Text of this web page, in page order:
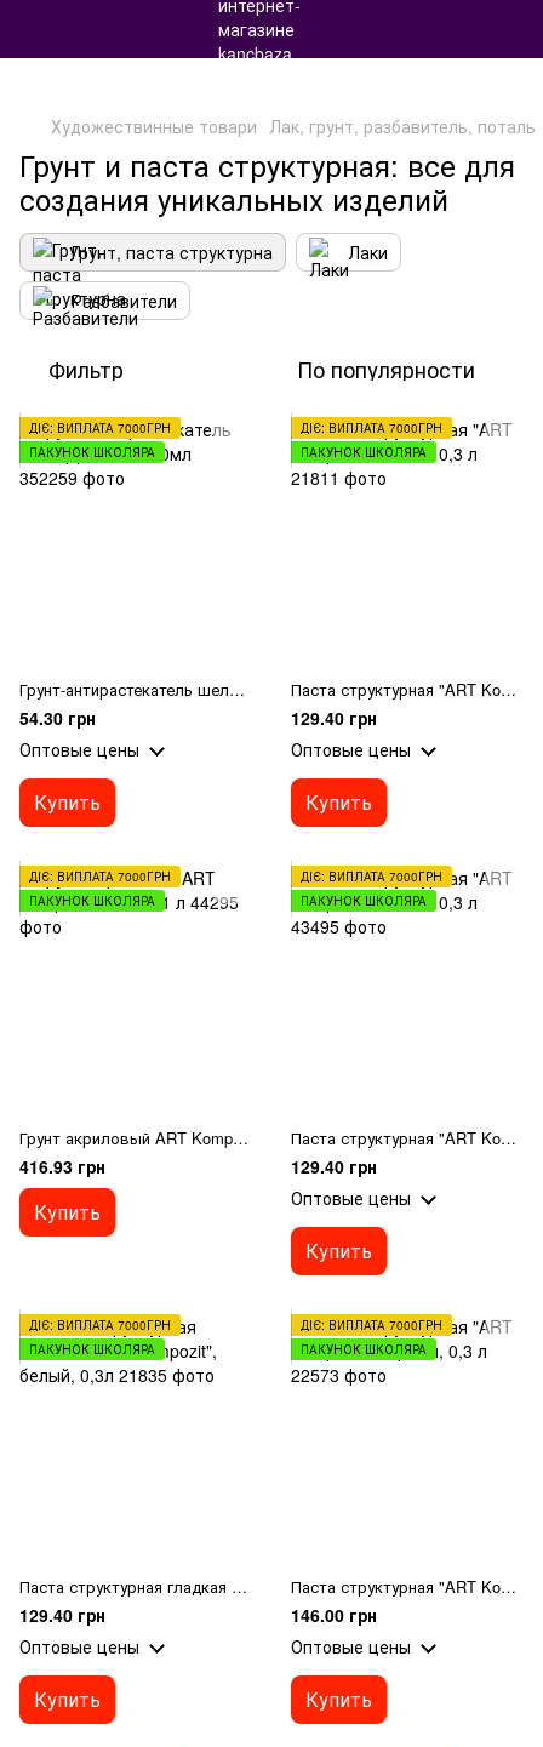
Художествинные товари Лак, грунт, разбавитель, поталь
Грунт и паста структурная: все для
создания уникальных изделий
Грунт, паста структурна
Лаки
Разбавители
Фильтр По популярности
ДІЄ: ВИПЛАТА 7000ГРН
ПАКУНОК ШКОЛЯРА
Грунт-антирастекатель шелк ДЕКОЛА , 50мл
54.30 грн
Оптовые цены
Купить
ДІЄ: ВИПЛАТА 7000ГРН
ПАКУНОК ШКОЛЯРА
Паста структурная "ART Kompozit", белый, 0,3 л
129.40 грн
Оптовые цены
Купить
ДІЄ: ВИПЛАТА 7000ГРН
ПАКУНОК ШКОЛЯРА
Грунт акриловый ART Kompozit, белый, 1 л
416.93 грн
Купить
ДІЄ: ВИПЛАТА 7000ГРН
ПАКУНОК ШКОЛЯРА
Паста структурная "ART Kompozit", белый, 0,3 л
129.40 грн
Оптовые цены
Купить
ДІЄ: ВИПЛАТА 7000ГРН
ПАКУНОК ШКОЛЯРА
Паста структурная гладкая "ART Kompozit", белый, 0,3л
129.40 грн
Оптовые цены
Купить
ДІЄ: ВИПЛАТА 7000ГРН
ПАКУНОК ШКОЛЯРА
Паста структурная "ART Kompozit", черный, 0,3 л
146.00 грн
Оптовые цены
Купить